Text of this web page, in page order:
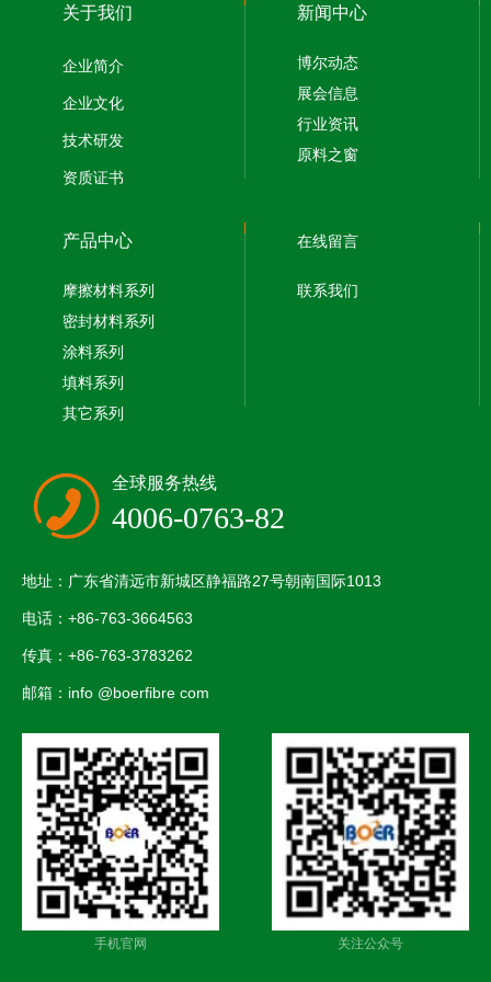
关于我们
企业简介
企业文化
技术研发
资质证书
新闻中心
博尔动态
展会信息
行业资讯
原料之窗
产品中心
摩擦材料系列
密封材料系列
涂料系列
填料系列
其它系列
在线留言
联系我们
全球服务热线
4006-0763-82
地址：广东省清远市新城区静福路27号朝南国际1013
电话：+86-763-3664563
传真：+86-763-3783262
邮箱：info @boerfibre com
手机官网 关注公众号